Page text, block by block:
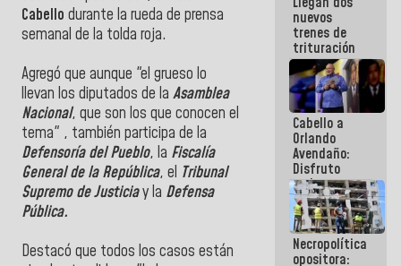
Cabello durante la rueda de prensa
semanal de la tolda roja.
Agregó que aunque "el grueso lo
llevan los diputados de la Asamblea
Nacional, que son los que conocen el
tema" , también participa de la
Defensoría del Pueblo, la Fiscalía
General de la República, el Tribunal
Supremo de Justiciay la Defensa
Pública.
Destacó que todos los casos están
nuevos
trenes de
trituración
para
optimizar
manejo de
escombros
en La Guaira
Cabello a
Orlando
Avendaño:
Disfruto
cada vez
que escribes
porque lo
que haces
es
embarrarla
Necropolítica
opositora: